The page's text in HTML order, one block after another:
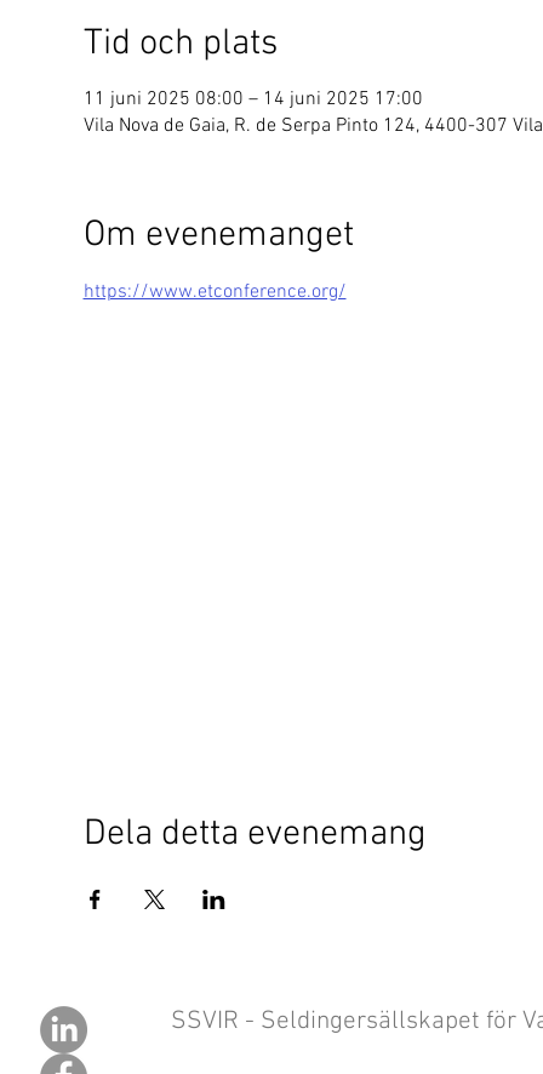
Tid och plats
11 juni 2025 08:00 – 14 juni 2025 17:00
Vila Nova de Gaia, R. de Serpa Pinto 124, 4400-307
Om evenemanget
https://www.etconference.org/
Dela detta evenemang
SSVIR - Seldingersällskapet för